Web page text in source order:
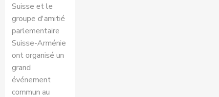
Suisse et le
groupe d'amitié
parlementaire
Suisse-Arménie
ont organisé un
grand
événement
commun au